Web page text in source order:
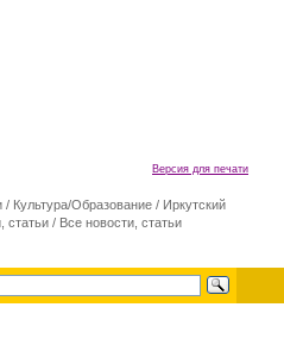
Версия для печати
/ Культура/Образование / Иркутский
статьи / Все новости, статьи